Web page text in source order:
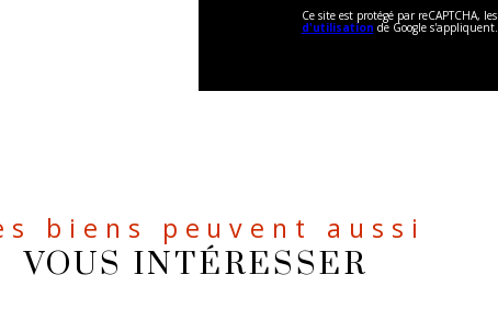
Ce site est protégé par reCAPTCHA, les
d'utilisation de Google s'appliquent.
biens peuvent aussi
VOUS INTÉRESSER